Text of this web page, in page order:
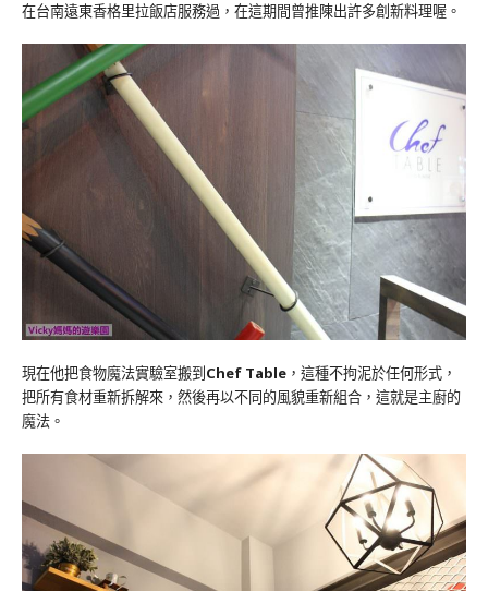
在台南遠東香格里拉飯店服務過，在這期間曾推陳出許多創新料理喔。
現在他把食物魔法實驗室搬到Chef Table ，這種不拘泥於任何形式，
把所有食材重新拆解來，然後再以不同的風貌重新組合，這就是主廚的
魔法。